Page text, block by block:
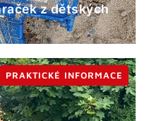
z dětských
PRAKTICKÉ INFORMACE